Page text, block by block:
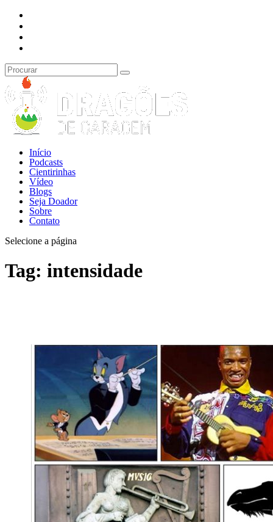
Início
Podcasts
Cientirinhas
Vídeo
Blogs
Seja Doador
Sobre
Contato
Selecione a página
Tag: intensidade